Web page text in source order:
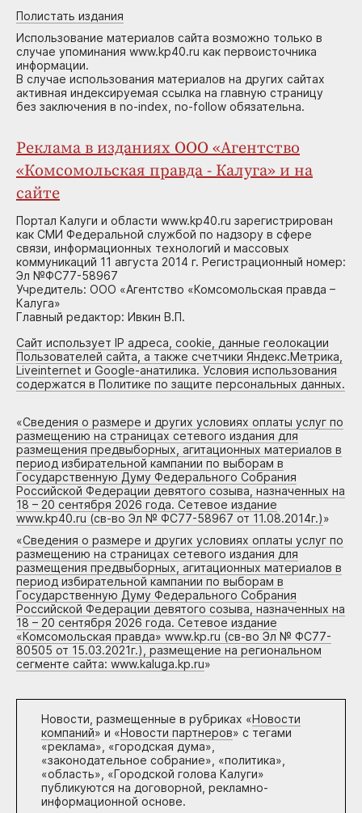
Полистать издания
Использование материалов сайта возможно только в
случае упоминания www.kp40.ru как первоисточника
информации.
В случае использования материалов на других сайтах
активная индексируемая ссылка на главную страницу
без заключения в no-index, no-follow обязательна.
Реклама в изданиях ООО «Агентство
«Комсомольская правда - Калуга» и на
сайте
Портал Калуги и области www.kp40.ru зарегистрирован
как СМИ Федеральной службой по надзору в сфере
связи, информационных технологий и массовых
коммуникаций 11 августа 2014 г. Регистрационный номер:
Эл №ФС77-58967
Учредитель: ООО «Агентство «Комсомольская правда –
Калуга»
Главный редактор: Ивкин В.П.
Сайт использует IP адреса, cookie, данные геолокации
Пользователей сайта, а также счетчики Яндекс.Метрика,
Liveinternet и Google-анатилика. Условия использования
содержатся в Политике по защите персональных данных.
«Сведения о размере и других условиях оплаты услуг по
размещению на страницах сетевого издания для
размещения предвыборных, агитационных материалов в
период избирательной кампании по выборам в
Государственную Думу Федерального Собрания
Российской Федерации девятого созыва, назначенных на
18 – 20 сентября 2026 года. Сетевое издание
www.kp40.ru (св-во Эл № ФС77-58967 от 11.08.2014г.)»
«Сведения о размере и других условиях оплаты услуг по
размещению на страницах сетевого издания для
размещения предвыборных, агитационных материалов в
период избирательной кампании по выборам в
Государственную Думу Федерального Собрания
Российской Федерации девятого созыва, назначенных на
18 – 20 сентября 2026 года. Сетевое издание
«Комсомольская правда» www.kp.ru (св-во Эл № ФС77-
80505 от 15.03.2021г.), размещение на региональном
сегменте сайта: www.kaluga.kp.ru»
Новости, размещенные в рубриках «Новости
компаний» и «Новости партнеров» с тегами
«реклама», «городская дума»,
«законодательное собрание», «политика»,
«область», «Городской голова Калуги»
публикуются на договорной, рекламно-
информационной основе.